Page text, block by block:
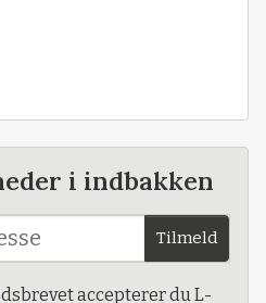
i indbakken
Tilmeld
accepterer du L-